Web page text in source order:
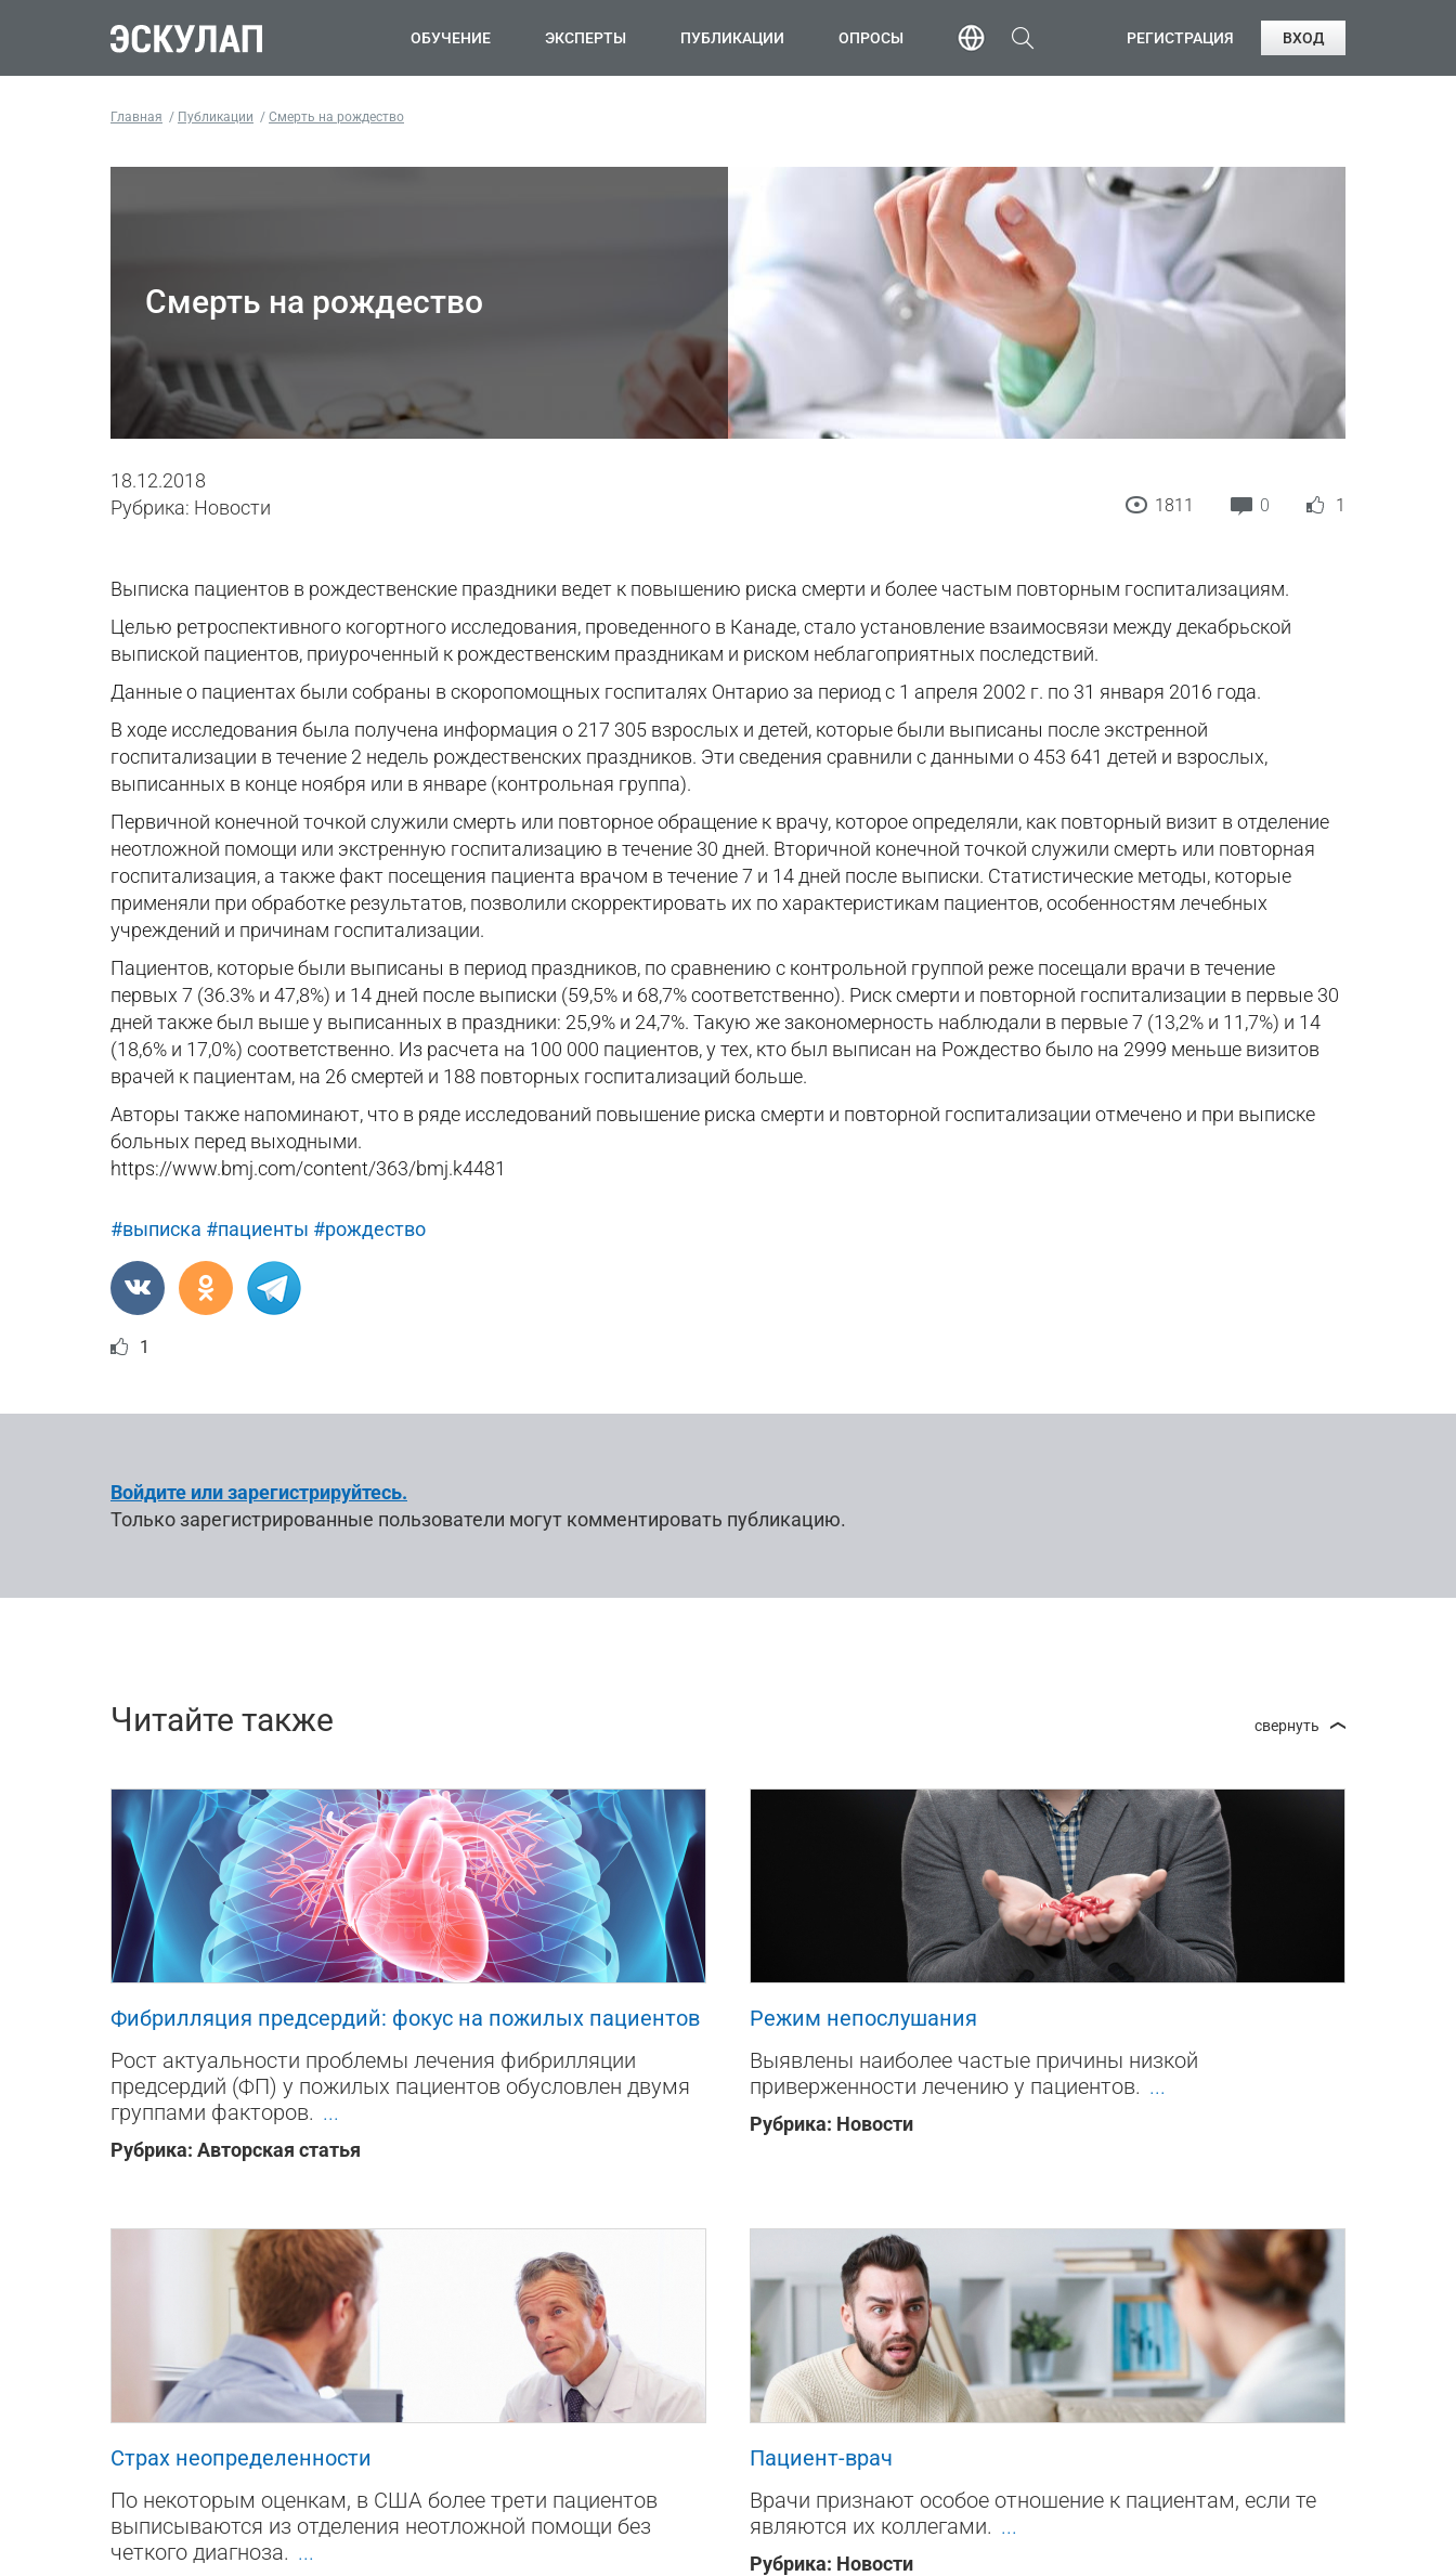
ОБУЧЕНИЕ ЭКСПЕРТЫ ПУБЛИКАЦИИ ОПРОСЫ РЕГИСТРАЦИЯ ВХОД
Главная Публикации Смерть на рождество
Смерть на рождество
18.12.2018
Рубрика: Новости
1811 0 1
Выписка пациентов в рождественские праздники ведет к повышению риска смерти и более частым повторным госпитализациям.
Целью ретроспективного когортного исследования, проведенного в Канаде, стало установление взаимосвязи между декабрьской
выпиской пациентов, приуроченный к рождественским праздникам и риском неблагоприятных последствий.
Данные о пациентах были собраны в скоропомощных госпиталях Онтарио за период с 1 апреля 2002 г. по 31 января 2016 года.
В ходе исследования была получена информация о 217 305 взрослых и детей, которые были выписаны после экстренной
госпитализации в течение 2 недель рождественских праздников. Эти сведения сравнили с данными о 453 641 детей и взрослых,
выписанных в конце ноября или в январе (контрольная группа).
Первичной конечной точкой служили смерть или повторное обращение к врачу, которое определяли, как повторный визит в отделение
неотложной помощи или экстренную госпитализацию в течение 30 дней. Вторичной конечной точкой служили смерть или повторная
госпитализация, а также факт посещения пациента врачом в течение 7 и 14 дней после выписки. Статистические методы, которые
применяли при обработке результатов, позволили скорректировать их по характеристикам пациентов, особенностям лечебных
учреждений и причинам госпитализации.
Пациентов, которые были выписаны в период праздников, по сравнению с контрольной группой реже посещали врачи в течение
первых 7 (36.3% и 47,8%) и 14 дней после выписки (59,5% и 68,7% соответственно). Риск смерти и повторной госпитализации в первые 30
дней также был выше у выписанных в праздники: 25,9% и 24,7%. Такую же закономерность наблюдали в первые 7 (13,2% и 11,7%) и 14
(18,6% и 17,0%) соответственно. Из расчета на 100 000 пациентов, у тех, кто был выписан на Рождество было на 2999 меньше визитов
врачей к пациентам, на 26 смертей и 188 повторных госпитализаций больше.
Авторы также напоминают, что в ряде исследований повышение риска смерти и повторной госпитализации отмечено и при выписке
больных перед выходными.
https://www.bmj.com/content/363/bmj.k4481
#выписка #пациенты #рождество
1
Войдите или зарегистрируйтесь.
Только зарегистрированные пользователи могут комментировать публикацию.
Читайте также
51889 5 11
Фибрилляция предсердий: фокус на пожилых пациентов
Рост актуальности проблемы лечения фибрилляции
предсердий (ФП) у пожилых пациентов обусловлен двумя
группами факторов. ...
Рубрика: Авторская статья
0
Режим непослушания
Выявлены наиболее частые причины низкой
приверженности лечению у пациентов. ...
Рубрика: Новости
625 0
Страх неопределенности
По некоторым оценкам, в США более трети пациентов
выписываются из отделения неотложной помощи без
четкого диагноза. ...
876 0 0
Пациент-врач
Врачи признают особое отношение к пациентам, если те
являются их коллегами. ...
Рубрика: Новости